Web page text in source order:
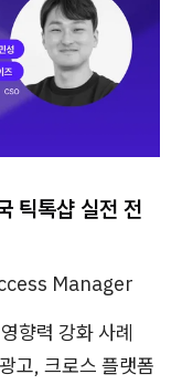
틱톡샵 실전 전
Manager
향력 강화 사례
고, 크로스 플랫폼